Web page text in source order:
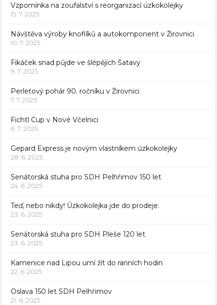
Vzpomínka na zoufalství s reorganizací úzkokolejky
15. 7. 2025
Návštěva výroby knoflíků a autokomponent v Žirovnici
10. 7. 2025
Fikáček snad půjde ve šlépějích Šatavy
9. 7. 2025
Perleťový pohár 90. ročníku v Žirovnici
7. 7. 2025
Fichtl Cup v Nové Včelnici
6. 7. 2025
Gepard Express je novým vlastníkem úzkokolejky
28. 6. 2025
Senátorská stuha pro SDH Pelhřimov 150 let
24. 6. 2025
Teď, nebo nikdy! Úzkokolejka jde do prodeje.
23. 6. 2025
Senátorská stuha pro SDH Pleše 120 let
23. 6. 2025
Kamenice nad Lipou umí žít do ranních hodin
22. 6. 2025
Oslava 150 let SDH Pelhřimov
21. 6. 2025